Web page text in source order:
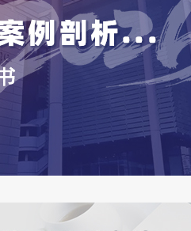
部内容，查看更多【留学在线咨
学顾问为你一对一解答！